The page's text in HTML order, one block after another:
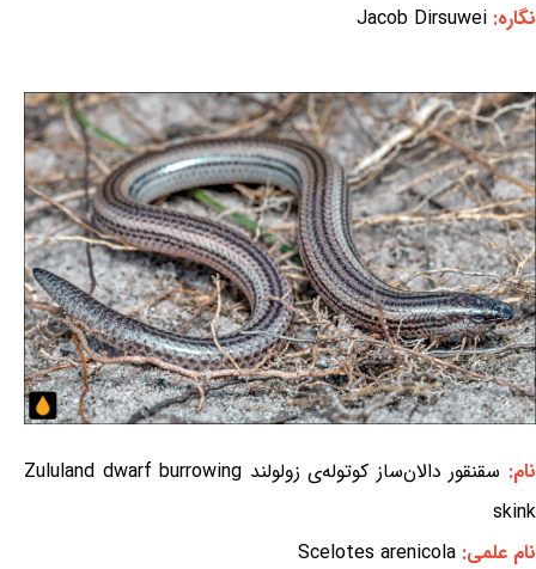
نگاره: Jacob Dirsuwei
نام:
سقنقور دالان‌ساز کوتوله‌ی زولولند Zululand dwarf burrowing
skink
نام علمی: Scelotes arenicola